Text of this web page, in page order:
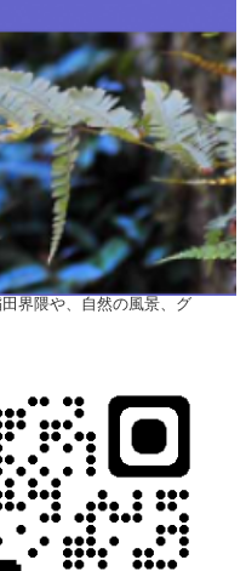
界隈や、自然の風景、グ